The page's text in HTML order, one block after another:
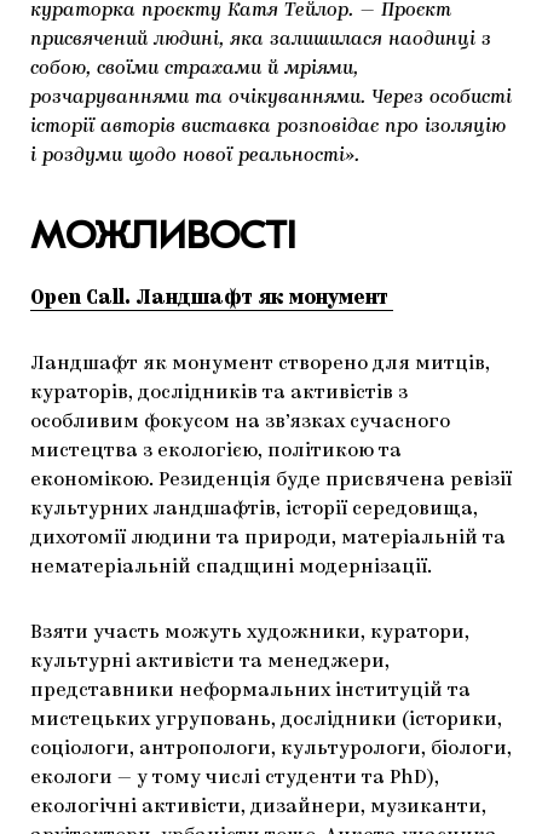
кураторка проєкту Катя Тейлор. — Проєкт
присвячений людині, яка залишилася наодинці з
собою, своїми страхами й мріями,
розчаруваннями та очікуваннями. Через особисті
історії авторів виставка розповідає про ізоляцію
і роздуми щодо нової реальності».
МОЖЛИВОСТІ
Open Call. Ландшафт як монумент
Ландшафт як монумент створено для митців,
кураторів, дослідників та активістів з
особливим фокусом на зв’язках сучасного
мистецтва з екологією, політикою та
економікою. Резиденція буде присвячена ревізії
культурних ландшафтів, історії середовища,
дихотомії людини та природи, матеріальній та
нематеріальній спадщині модернізації.
Взяти участь можуть художники, куратори,
культурні активісти та менеджери,
представники неформальних інституцій та
мистецьких угруповань, дослідники (історики,
соціологи, антропологи, культурологи, біологи,
екологи — у тому числі студенти та PhD),
екологічні активісти, дизайнери, музиканти,